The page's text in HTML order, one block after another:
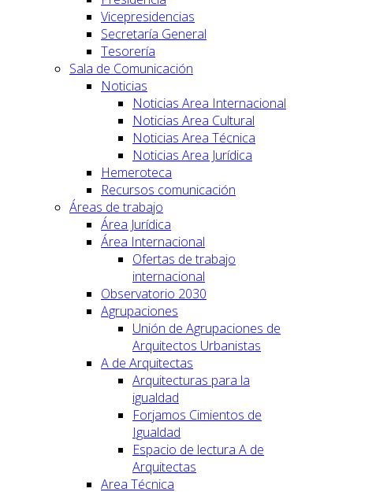
Vicepresidencias
Secretaría General
Tesorería
Sala de Comunicación
Noticias
Noticias Area Internacional
Noticias Area Cultural
Noticias Area Técnica
Noticias Area Jurídica
Hemeroteca
Recursos comunicación
Áreas de trabajo
Área Jurídica
Área Internacional
Ofertas de trabajo
internacional
Observatorio 2030
Agrupaciones
Unión de Agrupaciones de
Arquitectos Urbanistas
A de Arquitectas
Arquitecturas para la
igualdad
Forjamos Cimientos de
Igualdad
Espacio de lectura A de
Arquitectas
Area Técnica